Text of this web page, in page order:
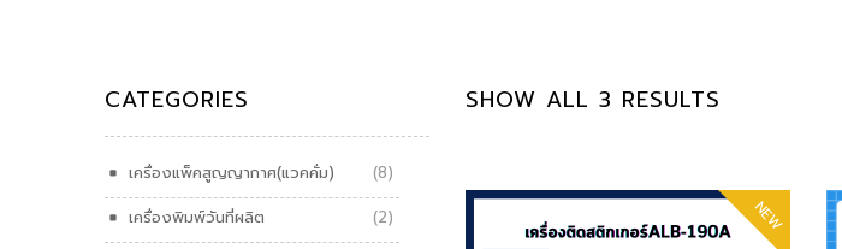
CATEGORIES
เครื่องแพ็คสูญญากาศ(แวคคั่ม)
(8)
เครื่องพิมพ์วันที่ผลิต
(2)
SHOW ALL 3 RESULTS
NEW